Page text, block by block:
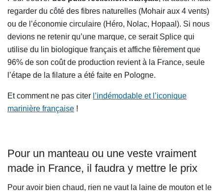
regarder du côté des fibres naturelles (Mohair aux 4 vents)
ou de l’économie circulaire (Héro, Nolac, Hopaal). Si nous
devions ne retenir qu’une marque, ce serait Splice qui
utilise du lin biologique français et affiche fièrement que
96% de son coût de production revient à la France, seule
l’étape de la filature a été faite en Pologne.
Et comment ne pas citer l’indémodable et l’iconique
marinière française !
Pour un manteau ou une veste vraiment
made in France, il faudra y mettre le prix
Pour avoir bien chaud, rien ne vaut la laine de mouton et le